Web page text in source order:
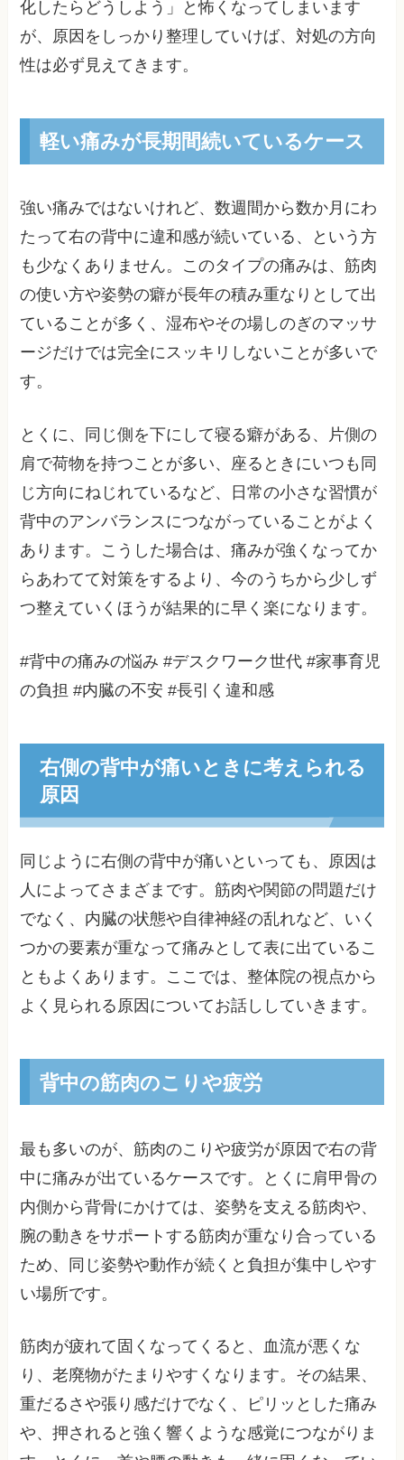
化したらどうしよう」と怖くなってしまいます
が、原因をしっかり整理していけば、対処の方向
性は必ず見えてきます。
軽い痛みが長期間続いているケース
強い痛みではないけれど、数週間から数か月にわ
たって右の背中に違和感が続いている、という方
も少なくありません。このタイプの痛みは、筋肉
の使い方や姿勢の癖が長年の積み重なりとして出
ていることが多く、湿布やその場しのぎのマッサ
ージだけでは完全にスッキリしないことが多いで
す。
とくに、同じ側を下にして寝る癖がある、片側の
肩で荷物を持つことが多い、座るときにいつも同
じ方向にねじれているなど、日常の小さな習慣が
背中のアンバランスにつながっていることがよく
あります。こうした場合は、痛みが強くなってか
らあわてて対策をするより、今のうちから少しず
つ整えていくほうが結果的に早く楽になります。
#背中の痛みの悩み #デスクワーク世代 #家事育児
の負担 #内臓の不安 #長引く違和感
右側の背中が痛いときに考えられる
原因
同じように右側の背中が痛いといっても、原因は
人によってさまざまです。筋肉や関節の問題だけ
でなく、内臓の状態や自律神経の乱れなど、いく
つかの要素が重なって痛みとして表に出ているこ
ともよくあります。ここでは、整体院の視点から
よく見られる原因についてお話ししていきます。
背中の筋肉のこりや疲労
最も多いのが、筋肉のこりや疲労が原因で右の背
中に痛みが出ているケースです。とくに肩甲骨の
内側から背骨にかけては、姿勢を支える筋肉や、
腕の動きをサポートする筋肉が重なり合っている
ため、同じ姿勢や動作が続くと負担が集中しやす
い場所です。
筋肉が疲れて固くなってくると、血流が悪くな
り、老廃物がたまりやすくなります。その結果、
重だるさや張り感だけでなく、ピリッとした痛み
や、押されると強く響くような感覚につながりま